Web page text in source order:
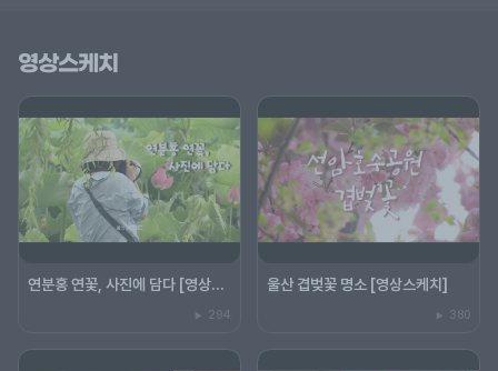
영상스케치
연분홍 연꽃, 사진에 담다 [영상스케치]
294
울산 겹벚꽃 명소 [영상스케치]
380